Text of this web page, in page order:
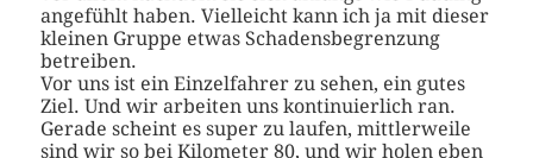
angefühlt haben. Vielleicht kann ich ja mit dieser
kleinen Gruppe etwas Schadensbegrenzung
betreiben.
Vor uns ist ein Einzelfahrer zu sehen, ein gutes
Ziel. Und wir arbeiten uns kontinuierlich ran.
Gerade scheint es super zu laufen, mittlerweile
sind wir so bei Kilometer 80, und wir holen eben